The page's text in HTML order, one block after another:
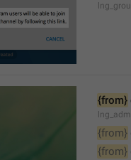
{from}
{from}
{from}